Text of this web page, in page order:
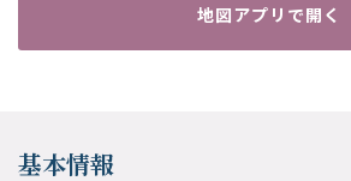
地図アプリで開く
基本情報